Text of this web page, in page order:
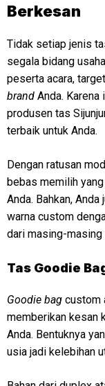
Berkesan
Tidak setiap jenis
segala bidang
peserta acara,
brand Anda.
produsen tas
terbaik untuk Anda.
Dengan ratusan
bebas memilih
Anda. Bahkan,
warna custom
dari masing-
Tas Goodie
Goodie bag custom
memberikan kesan
Anda. Bentuknya
usia jadi kelebihan